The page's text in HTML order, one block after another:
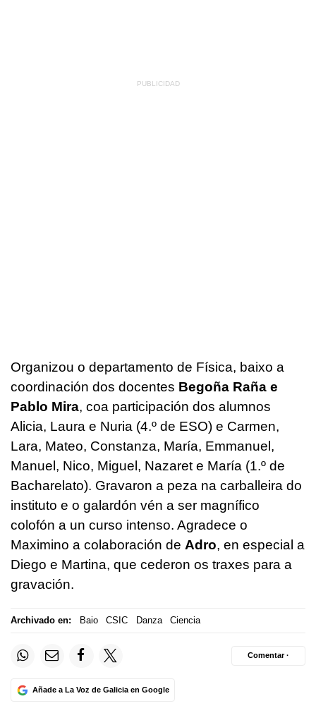
Organizou o departamento de Física, baixo a
coordinación dos docentes Begoña Raña e
Pablo Mira, coa participación dos alumnos
Alicia, Laura e Nuria (4.º de ESO) e Carmen,
Lara, Mateo, Constanza, María, Emmanuel,
Manuel, Nico, Miguel, Nazaret e María (1.º de
Bacharelato). Gravaron a peza na carballeira do
instituto e o galardón vén a ser magnífico
colofón a un curso intenso. Agradece o
Maximino a colaboración de Adro, en especial a
Diego e Martina, que cederon os traxes para a
gravación.
Archivado en: Baio CSIC Danza Ciencia
Añade a La Voz de Galicia en Google
Comentar ·